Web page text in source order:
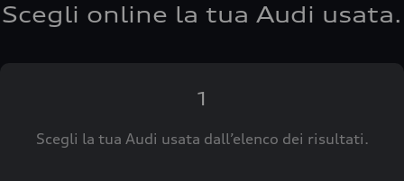
Scegli online la tua Audi usata.
1
Scegli la tua Audi usata dall’elenco dei risultati.